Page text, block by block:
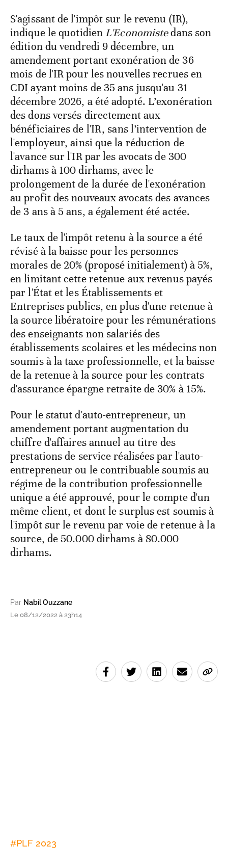
S'agissant de l'impôt sur le revenu (IR),
indique le quotidien L'Economistedans son
édition du vendredi 9 décembre, un
amendement portant exonération de 36
mois de l'IR pour les nouvelles recrues en
CDI ayant moins de 35 ans jusqu'au 31
décembre 2026, a été adopté. L’exonération
des dons versés directement aux
bénéficiaires de l'IR, sans l’intervention de
l'employeur, ainsi que la réduction de
l'avance sur l'IR par les avocats de 300
dirhams à 100 dirhams, avec le
prolongement de la durée de l'exonération
au profit des nouveaux avocats des avances
de 3 ans à 5 ans, a également été actée.
Le taux de l'impôt retenu à la source a été
révisé à la baisse pour les personnes
morales de 20% (proposé initialement) à 5%,
en limitant cette retenue aux revenus payés
par l'État et les Établissements et
Entreprises publics, en plus d'une retenue à
la source libératoire pour les rémunérations
des enseignants non salariés des
établissements scolaires et les médecins non
soumis à la taxe professionnelle, et la baisse
de la retenue à la source pour les contrats
d'assurance épargne retraite de 30% à 15%.
Pour le statut d'auto-entrepreneur, un
amendement portant augmentation du
chiffre d'affaires annuel au titre des
prestations de service réalisées par l'auto-
entrepreneur ou le contribuable soumis au
régime de la contribution professionnelle
unique a été approuvé, pour le compte d'un
même client, et dont le surplus est soumis à
l'impôt sur le revenu par voie de retenue à la
source, de 50.000 dirhams à 80.000
dirhams.
Par Nabil Ouzzane
Le 08/12/2022 à 23h14
#PLF 2023